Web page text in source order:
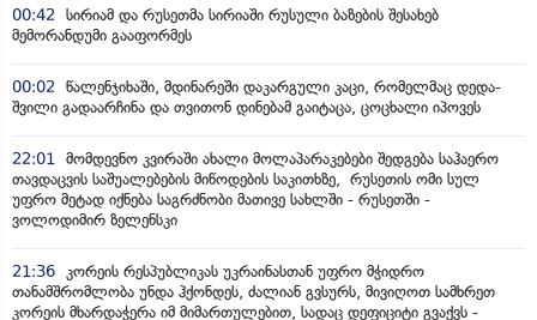
00:42
სირიამ და რუსეთმა სირიაში რუსული ბაზების შესახებ
მემორანდუმი გააფორმეს
00:02
წალენჯიხაში, მდინარეში დაკარგული კაცი, რომელმაც დედა-
შვილი გადაარჩინა და თვითონ დინებამ გაიტაცა, ცოცხალი იპოვეს
22:01
მომდევნო კვირაში ახალი მოლაპარაკებები შედგება საჰაერო
თავდაცვის საშუალებების მიწოდების საკითხზე, რუსეთის ომი სულ
უფრო მეტად იქნება საგრძნობი მათივე სახლში - რუსეთში -
ვოლოდიმირ ზელენსკი
21:36
კორეის რესპუბლიკას უკრაინასთან უფრო მჭიდრო
თანამშრომლობა უნდა ჰქონდეს, ძალიან გვსურს, მივიღოთ სამხრეთ
კორეის მხარდაჭერა იმ მიმართულებით, სადაც დეფიციტი გვაქვს -